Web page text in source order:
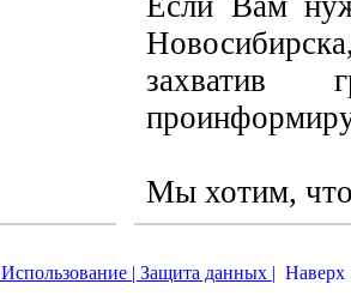
захватив
Мы хотим,
Использование | Защита данных | Наверх